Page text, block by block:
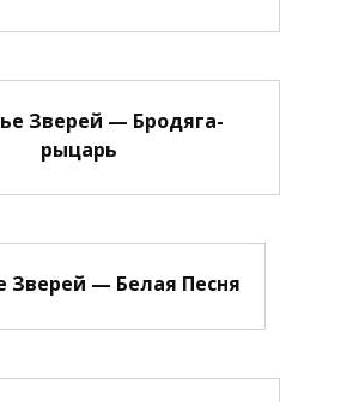
Зверей — Бродяга-
рыцарь
Зверей — Белая Песня